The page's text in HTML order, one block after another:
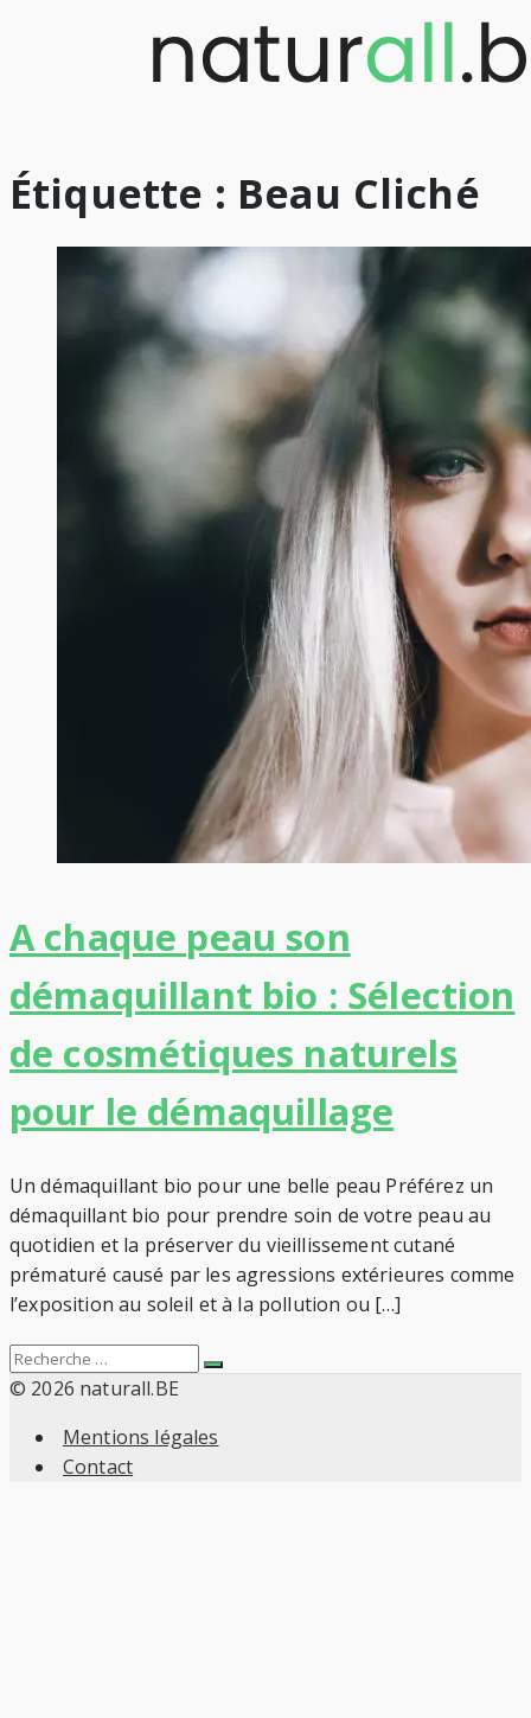
Étiquette : Beau Cliché
A chaque peau son
démaquillant bio : Sélection
de cosmétiques naturels
pour le démaquillage
Un démaquillant bio pour une belle peau Préférez un
démaquillant bio pour prendre soin de votre peau au
quotidien et la préserver du vieillissement cutané
prématuré causé par les agressions extérieures comme
l’exposition au soleil et à la pollution ou […]
Search
for:
Recherche
© 2026 naturall.BE
Mentions légales
Contact